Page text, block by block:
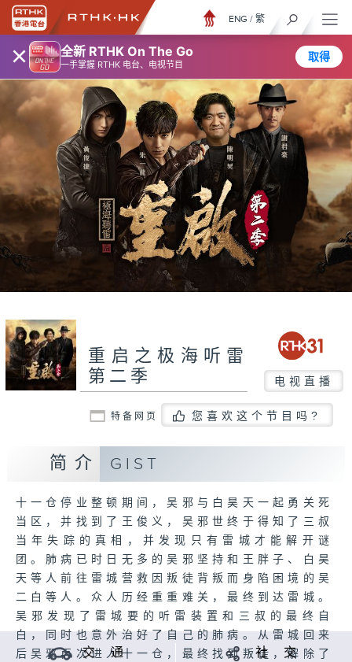
× 全新 RTHK On The Go
一手掌握 RTHK 电台、电视节目
取得
ENG / 繁
重启之极海听雷
第二季
电视直播
特备网页 您喜欢这个节目吗?
简介 GIST
十一仓停业整顿期间，吴邪与白昊天一起勇关死
当区，并找到了王俊义，吴邪世终于得知了三叔
当年失踪的真相，并发现只有雷城才能解开谜
团。肺病已时日无多的吴邪坚持和王胖子、白昊
天等人前往雷城营救因叛徒背叛而身陷困境的吴
二白等人。众人历经重重难关，最终到达雷城。
吴邪发现了雷城要的听雷装置和三叔的最终自
白，同时也意外治好了自己的肺病。从雷城回来
后吴邪再次进人十一仓，最终找到叛徒，解除了
交 通 社 交